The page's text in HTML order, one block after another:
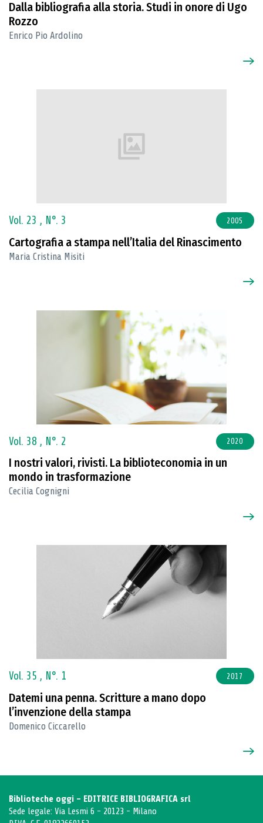
Dalla bibliografia alla storia. Studi in onore di Ugo
Rozzo
Enrico Pio Ardolino
Vol. 23 , N°. 3 2005
Cartografia a stampa nell’Italia del Rinascimento
Maria Cristina Misiti
Vol. 38 , N°. 2 2020
I nostri valori, rivisti. La biblioteconomia in un
mondo in trasformazione
Cecilia Cognigni
Vol. 35 , N°. 1 2017
Datemi una penna. Scritture a mano dopo
l’invenzione della stampa
Domenico Ciccarello
Biblioteche oggi - EDITRICE BIBLIOGRAFICA srl
Sede legale: Via Lesmi 6 - 20123 - Milano